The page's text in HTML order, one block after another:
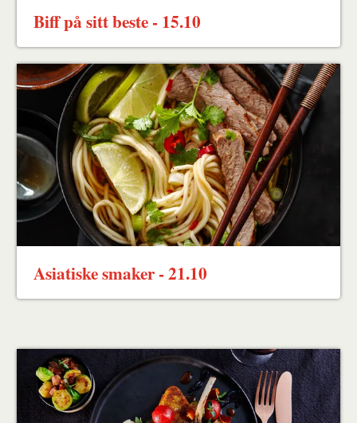
Biff på sitt beste - 15.10
Asiatiske smaker - 21.10